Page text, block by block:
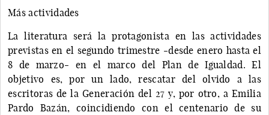
Más actividades
La literatura será la protagonista en las actividades
previstas en el segundo trimestre -desde enero hasta el
8 de marzo- en el marco del Plan de Igualdad. El
objetivo es, por un lado, rescatar del olvido a las
escritoras de la Generación del 27 y, por otro, a Emilia
Pardo Bazán, coincidiendo con el centenario de su